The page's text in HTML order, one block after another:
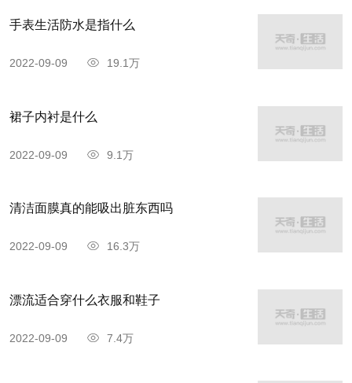
手表生活防水是指什么
2022-09-09 19.1万
裙子内衬是什么
2022-09-09 9.1万
清洁面膜真的能吸出脏东西吗
2022-09-09 16.3万
漂流适合穿什么衣服和鞋子
2022-09-09 7.4万